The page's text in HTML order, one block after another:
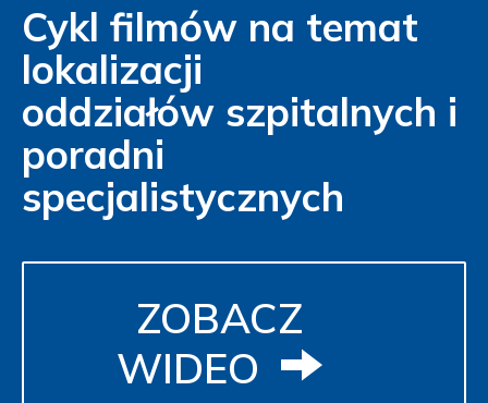
Cykl filmów na temat
lokalizacji
oddziałów szpitalnych i
poradni
specjalistycznych
ZOBACZ
WIDEO